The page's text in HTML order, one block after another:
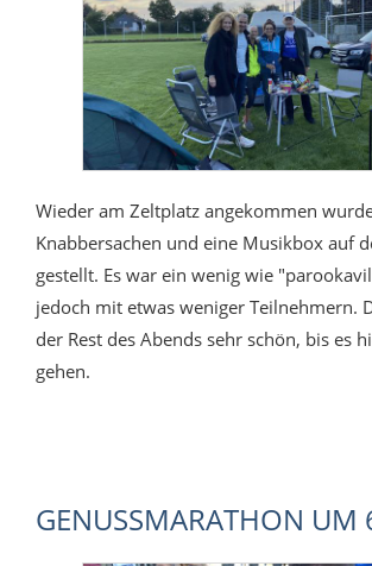
Wieder am Zeltplatz angekommen
Knabbersachen und eine Musikbox auf
gestellt. Es war ein wenig wie
jedoch mit etwas weniger Teilnehmern.
der Rest des Abends sehr schön, bis es
gehen.
GENUSSMARATHON UM